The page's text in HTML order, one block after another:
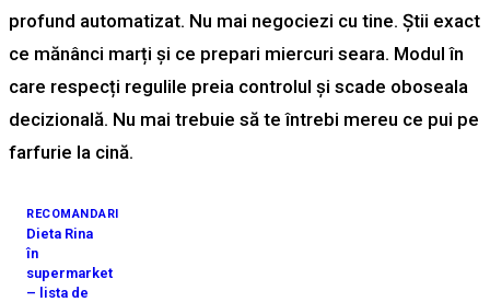
profund automatizat. Nu mai negociezi cu tine. Știi exact
ce mănânci marți și ce prepari miercuri seara. Modul în
care respecți regulile preia controlul și scade oboseala
decizională. Nu mai trebuie să te întrebi mereu ce pui pe
farfurie la cină.
RECOMANDARI
Dieta Rina
în
supermarket
– lista de